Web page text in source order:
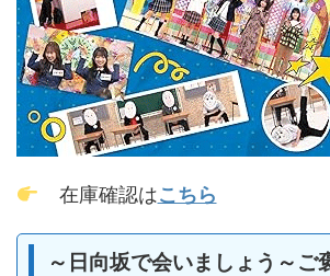
在庫確認はこちら
～日向坂で会いましょう～ご